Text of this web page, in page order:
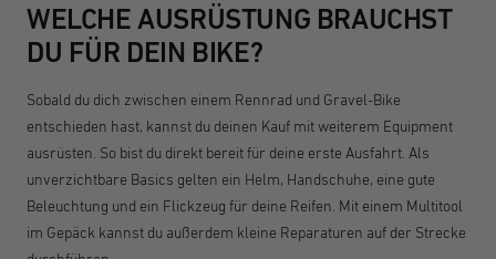
WELCHE AUSRÜSTUNG BRAUCHST
DU FÜR DEIN BIKE?
Sobald du dich zwischen einem Rennrad und Gravel-Bike
entschieden hast, kannst du deinen Kauf mit weiterem Equipment
ausrüsten. So bist du direkt bereit für deine erste Ausfahrt. Als
unverzichtbare Basics gelten ein Helm, Handschuhe, eine gute
Beleuchtung und ein Flickzeug für deine Reifen. Mit einem Multitool
im Gepäck kannst du außerdem kleine Reparaturen auf der Strecke